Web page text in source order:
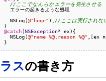
//ここでなんらかエラーを発生させる
  エラーの起きるような処理
  NSLog
(@"hoge" ) ; //ここは実行されな
}
@catch(NSException* ex) {
  NSLog
(@"name %@,reason %@" [ex
}
スの書き方